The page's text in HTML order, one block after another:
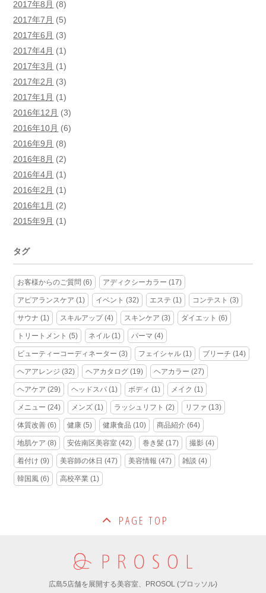
2017年8月 (8)
2017年7月 (5)
2017年6月 (3)
2017年4月 (1)
2017年3月 (1)
2017年2月 (3)
2017年1月 (1)
2016年12月 (3)
2016年10月 (6)
2016年9月 (8)
2016年8月 (2)
2016年4月 (1)
2016年2月 (1)
2016年1月 (2)
2015年9月 (1)
タグ
お客様からのご質問 (6) アディクシーカラー (17)
アピアランスケア (1) イベント (32) エステ (1) コンテスト (3)
サウナ (1) スキルアップ(4) スキンケア (3) ダイエット (6)
トリートメント (5) ネイル (1) パーマ (4)
ビューティーコーディネーター (3) フェイシャル (1) ブリーチ (14)
ヘアアレンジ (32) ヘアカタログ (19) ヘアカラー (27)
ヘアケア (29) ヘッドスパ (1) ボディ (1) メイク (1)
メニュー (24) メンズ (1) ラッシュリフト (2) リファ (13)
体質改善 (6) 健康 (5) 健康食品 (10) 商品紹介 (64)
地肌ケア (8) 安佐南区美容室 (42) 巻き髪 (17) 撮影 (4)
着付け (9) 美容師の休日 (47) 美容情報 (47) 雑談 (4)
韓国風 (6) 高校卒業 (1)
広島5店舗を展開する美容室、PROSOL (プロッソル)
PAGE TOP